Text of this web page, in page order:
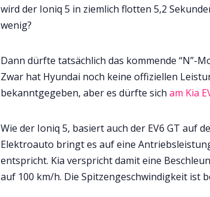
wird der Ioniq 5 in ziemlich flotten 5,2
wenig?
Dann dürfte tatsächlich das kommende “N”-
Zwar hat Hyundai noch keine offiziellen
bekanntgegeben, aber es dürfte sich am Kia
Wie der Ioniq 5, basiert auch der EV6 GT auf
Elektroauto bringt es auf eine
entspricht. Kia verspricht damit eine
auf 100 km/h. Die Spitzengeschwindigkeit ist